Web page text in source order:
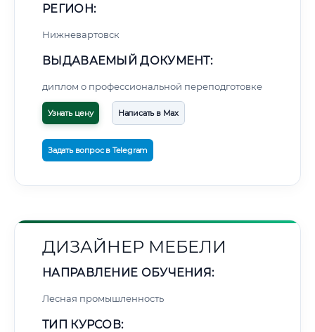
РЕГИОН:
Нижневартовск
ВЫДАВАЕМЫЙ ДОКУМЕНТ:
диплом о профессиональной переподготовке
Узнать цену Написать в Max
Задать вопрос в Telegram
ДИЗАЙНЕР МЕБЕЛИ
НАПРАВЛЕНИЕ ОБУЧЕНИЯ:
Лесная промышленность
ТИП КУРСОВ: